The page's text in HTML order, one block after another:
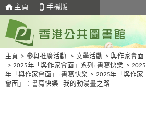
主頁 手機版
主頁 > 參與推廣活動 > 文學活動 > 與作家會面
> 2025年「與作家會面」系列: 書寫快樂 > 2025
年「與作家會面」: 書寫快樂 > 2025年「與作家
會面」︰書寫快樂 - 我的動漫畫之路